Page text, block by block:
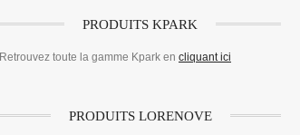
PRODUITS KPARK
Retrouvez toute la gamme Kpark en cliquant ici
PRODUITS LORENOVE